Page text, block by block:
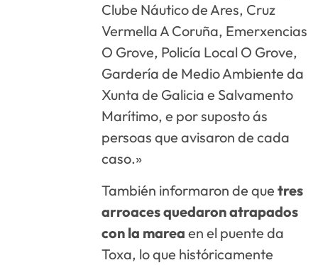
Clube Náutico de Ares, Cruz
Vermella A Coruña, Emerxencias
O Grove, Policía Local O Grove,
Gardería de Medio Ambiente da
Xunta de Galicia e Salvamento
Marítimo, e por suposto ás
persoas que avisaron de cada
caso.»
También informaron de quetres
arroaces quedaron atrapados
con la marea en el puente da
Toxa, lo que históricamente